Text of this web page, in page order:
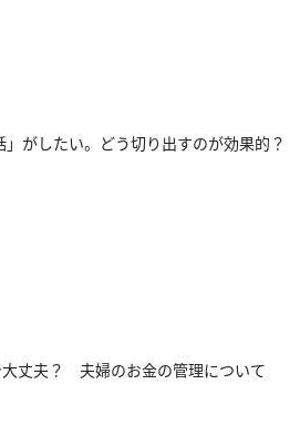
がしたい。どう切り出すのが効果的？
大丈夫？ 夫婦のお金の管理について